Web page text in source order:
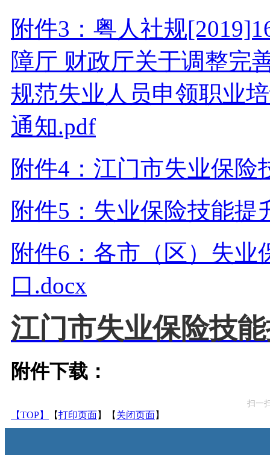
附件3：粤人社规
障厅 财政厅关于调整完
规范失业人员申领职业
通知.pdf
附件4：江门市失业保险
附件5：失业保险技能
附件6：各市（区）失
口.docx
江门市失业保险技
附件下载：
扫一
【TOP】 【打印页面】【 关闭页面】